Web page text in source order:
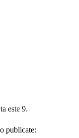
este 9.
publicate: